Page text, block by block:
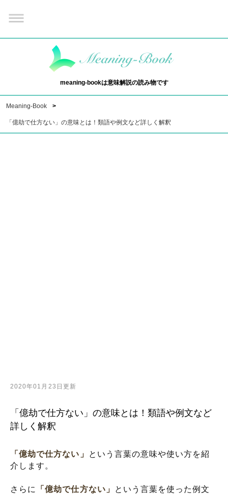
meaning-bookは意味解説の読み物です
Meaning-Book
「億劫で仕方ない」の意味とは！類語や例文など詳しく解釈
2020年01月23日更新
「億劫で仕方ない」の意味とは！類語や例文など
詳しく解釈
「億劫で仕方ない」
という言葉の意味や使い方を紹
介します。
さらに 「億劫で仕方ない」
という言葉を使った例文